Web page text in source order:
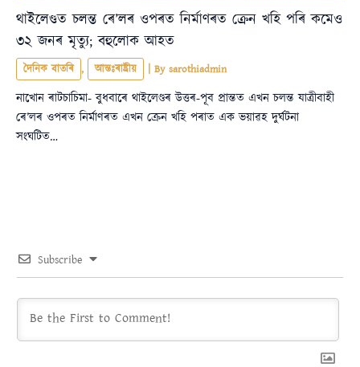
থাইলেণ্ডত চলন্ত ৰে’লৰ ওপৰত নিৰ্মাণৰত ক্ৰেন খহি পৰি কমেও
৩২ জনৰ মৃত্যু; বহুলোক আহত
দৈনিক বাতৰি , আন্তঃৰাষ্ট্ৰীয় | By sarothiadmin
নাখোন ৰাটচাচিমা- বুধবাৰে থাইলেণ্ডৰ উত্তৰ-পূব প্ৰান্তত এখন চলন্ত যাত্ৰীবাহী
ৰে’লৰ ওপৰত নিৰ্মাণৰত এখন ক্ৰেন খহি পৰাত এক ভয়াৱহ দুৰ্ঘটনা
সংঘটিত…
Subscribe